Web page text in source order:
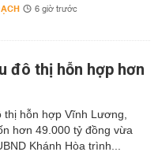
6 giờ trước
đô thị hỗn hợp hơn
thị hỗn hợp Vĩnh Lương,
hơn 49.000 tỷ đồng vừa
Khánh Hòa trình...